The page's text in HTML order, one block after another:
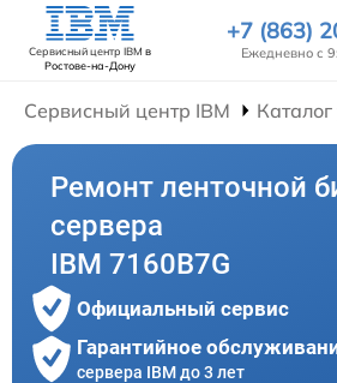
Сервисный центр IBM в
Ростове-на-Дону
+7 (863)
Ежедневно с
Сервисный центр IBM Каталог
Ремонт ленточной
сервера
IBM 7160B7G
Официальный сервис
Гарантийное
сервера IBM до 3 лет